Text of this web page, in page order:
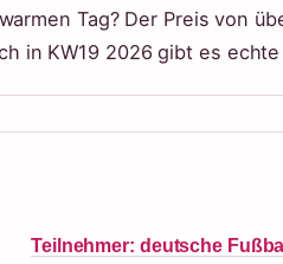
Tag? Der Preis von
in KW19 2026 gibt es
Teilnehmer: deutsche